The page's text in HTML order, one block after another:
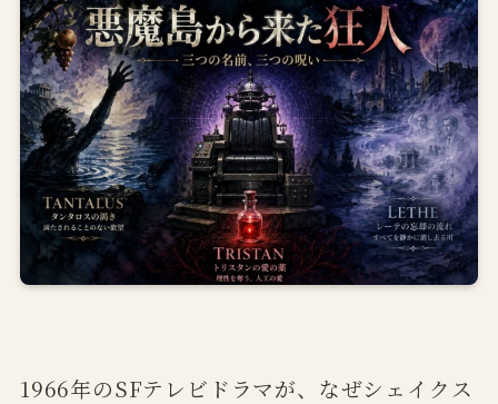
1966年のSFテレビドラマが、なぜシェイクス